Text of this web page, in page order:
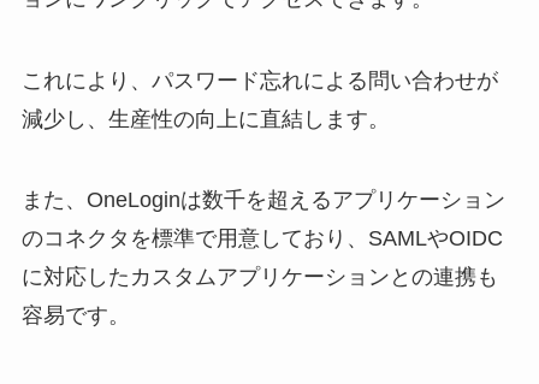
これにより、パスワード忘れによる問い合わせが
減少し、生産性の向上に直結します。
また、OneLoginは数千を超えるアプリケーション
のコネクタを標準で用意しており、SAMLやOIDC
に対応したカスタムアプリケーションとの連携も
容易です。